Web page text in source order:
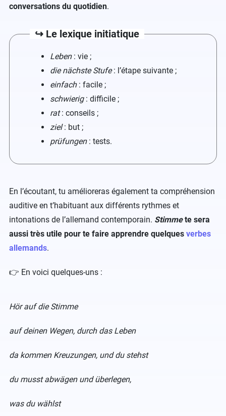
conversations du quotidien.
↪️ Le lexique initiatique
Leben: vie ;
die nächste Stufe: l’étape suivante ;
einfach: facile ;
schwierig: difficile ;
rat: conseils ;
ziel: but ;
prüfungen: tests.
En l’écoutant, tu amélioreras également ta compréhension
auditive en t’habituant aux différents rythmes et
intonations de l’allemand contemporain. Stimmete sera
aussi très utile pour te faire apprendre quelques verbes
allemands.
​👉 En voici quelques-uns :
Hör auf die Stimme
auf deinen Wegen, durch das Leben
da kommen Kreuzungen, und du stehst
du musst abwägen und überlegen,
was du wählst